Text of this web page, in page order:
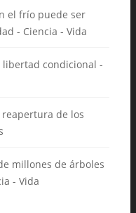
el frío puede ser
- Ciencia - Vida
libertad condicional -
de los
millones de árboles
- Vida